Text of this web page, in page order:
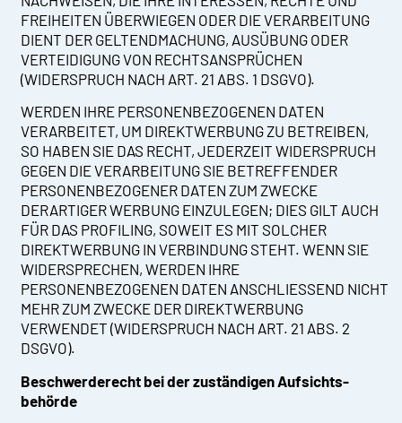
FREIHEITEN ÜBERWIEGEN ODER DIE VERARBEITUNG
DIENT DER GELTENDMACHUNG, AUSÜBUNG ODER
VERTEIDIGUNG VON RECHTSANSPRÜCHEN
(WIDERSPRUCH NACH ART. 21 ABS. 1 DSGVO).
WERDEN IHRE PERSONENBEZOGENEN DATEN
VERARBEITET, UM DIREKTWERBUNG ZU BETREIBEN,
SO HABEN SIE DAS RECHT, JEDERZEIT WIDERSPRUCH
GEGEN DIE VERARBEITUNG SIE BETREFFENDER
PERSONENBEZOGENER DATEN ZUM ZWECKE
DERARTIGER WERBUNG EINZULEGEN; DIES GILT AUCH
FÜR DAS PROFILING, SOWEIT ES MIT SOLCHER
DIREKTWERBUNG IN VERBINDUNG STEHT. WENN SIE
WIDERSPRECHEN, WERDEN IHRE
PERSONENBEZOGENEN DATEN ANSCHLIESSEND NICHT
MEHR ZUM ZWECKE DER DIREKTWERBUNG
VERWENDET (WIDERSPRUCH NACH ART. 21 ABS. 2
DSGVO).
Beschwerde­recht bei der zuständigen Aufsichts­
behörde